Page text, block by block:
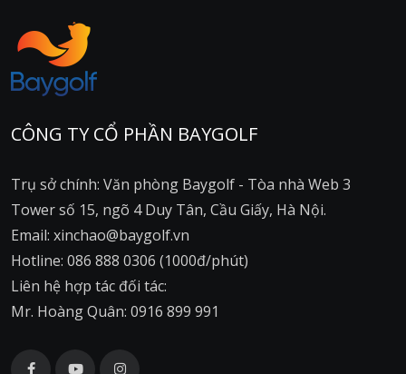
CÔNG TY CỔ PHẦN BAYGOLF
Trụ sở chính: Văn phòng Baygolf - Tòa nhà Web 3
Tower số 15, ngõ 4 Duy Tân, Cầu Giấy, Hà Nội.
Email: xinchao@baygolf.vn
Hotline: 086 888 0306 (1000đ/phút)
Liên hệ hợp tác đối tác:
Mr. Hoàng Quân: 0916 899 991